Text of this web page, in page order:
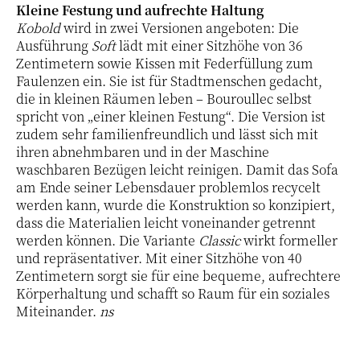
Kleine Festung und aufrechte Haltung
Koboldwird in zwei Versionen angeboten: Die
Ausführung Softlädt mit einer Sitzhöhe von 36
Zentimetern sowie Kissen mit Federfüllung zum
Faulenzen ein. Sie ist für Stadtmenschen gedacht,
die in kleinen Räumen leben – Bouroullec selbst
spricht von „einer kleinen Festung“. Die Version ist
zudem sehr familienfreundlich und lässt sich mit
ihren abnehmbaren und in der Maschine
waschbaren Bezügen leicht reinigen. Damit das Sofa
am Ende seiner Lebensdauer problemlos recycelt
werden kann, wurde die Konstruktion so konzipiert,
dass die Materialien leicht voneinander getrennt
werden können. Die Variante Classicwirkt formeller
und repräsentativer. Mit einer Sitzhöhe von 40
Zentimetern sorgt sie für eine bequeme, aufrechtere
Körperhaltung und schafft so Raum für ein soziales
Miteinander. ns